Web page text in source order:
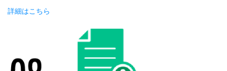
詳細はこちら